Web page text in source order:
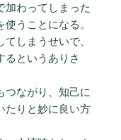
加わってしまった
うことになる。
しまうせいで、
るというありさ
つながり、知己に
たりと妙に良い方